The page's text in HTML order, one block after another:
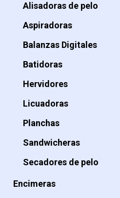
Alisadoras de pelo
Aspiradoras
Balanzas Digitales
Batidoras
Hervidores
Licuadoras
Planchas
Sandwicheras
Secadores de pelo
Encimeras